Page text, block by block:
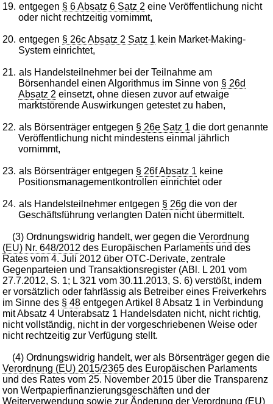
19. entgegen § 6 Absatz 6 Satz 2 eine Veröffentlichung nicht
oder nicht rechtzeitig vornimmt,
20. entgegen § 26c Absatz 2 Satz 1 kein Market-Making-
System einrichtet,
21. als Handelsteilnehmer bei der Teilnahme am
Börsenhandel einen Algorithmus im Sinne von § 26d
Absatz 2 einsetzt, ohne diesen zuvor auf etwaige
marktstörende Auswirkungen getestet zu haben,
22. als Börsenträger entgegen § 26e Satz 1 die dort genannte
Veröffentlichung nicht mindestens einmal jährlich
vornimmt,
23. als Börsenträger entgegen § 26f Absatz 1 keine
Positionsmanagementkontrollen einrichtet oder
24. als Handelsteilnehmer entgegen § 26g die von der
Geschäftsführung verlangten Daten nicht übermittelt.
(3) Ordnungswidrig handelt, wer gegen dieVerordnung
(EU) Nr. 648/2012 des Europäischen Parlaments und des
Rates vom 4. Juli 2012 über OTC-Derivate, zentrale
Gegenparteien und Transaktionsregister (ABl. L 201 vom
27.7.2012, S. 1; L 321 vom 30.11.2013, S. 6) verstößt, indem
er vorsätzlich oder fahrlässig als Betreiber eines Freiverkehrs
im Sinne des § 48 entgegen Artikel 8 Absatz 1 in Verbindung
mit Absatz 4 Unterabsatz 1 Handelsdaten nicht, nicht richtig,
nicht vollständig, nicht in der vorgeschriebenen Weise oder
nicht rechtzeitig zur Verfügung stellt.
(4) Ordnungswidrig handelt, wer als Börsenträger gegen die
Verordnung (EU) 2015/2365 des Europäischen Parlaments
und des Rates vom 25. November 2015 über die Transparenz
von Wertpapierfinanzierungsgeschäften und der
Weiterverwendung sowie zur Änderung derVerordnung (EU)